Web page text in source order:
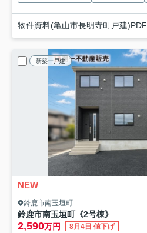
物件資料(亀山市長明寺町戸建)PDF
新築一戸建
NEW
鈴鹿市南玉垣町
鈴鹿市南玉垣町《2号棟》
2,590万円 8月4日 値下げ